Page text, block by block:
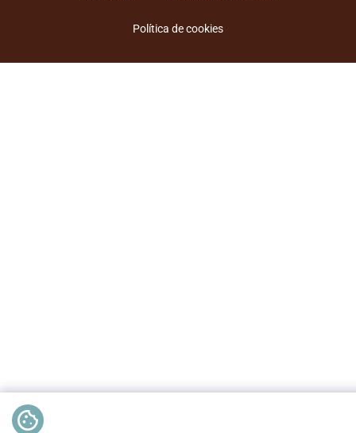
Política de cookies